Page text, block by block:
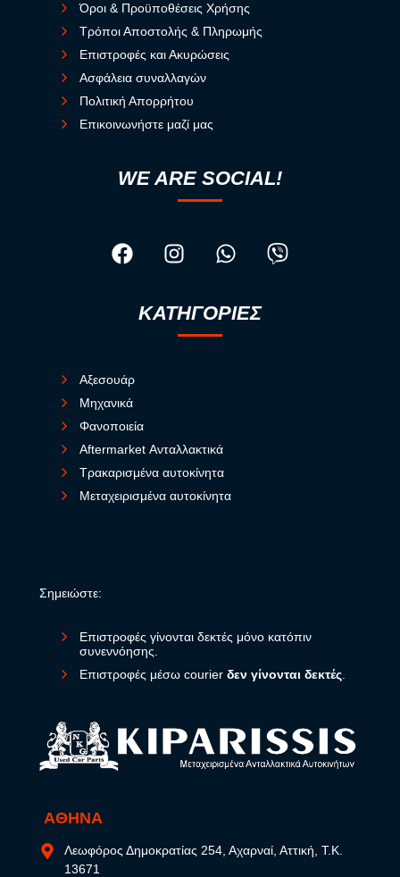
Όροι & Προϋποθέσεις Χρήσης
Τρόποι Αποστολής & Πληρωμής
Επιστροφές και Ακυρώσεις
Ασφάλεια συναλλαγών
Πολιτική Απορρήτου
Επικοινωνήστε μαζί μας
WE ARE SOCIAL!
ΚΑΤΗΓΟΡΙΕΣ
Αξεσουάρ
Μηχανικά
Φανοποιεία
Aftermarket Ανταλλακτικά
Τρακαρισμένα αυτοκίνητα
Μεταχειρισμένα αυτοκίνητα
Σημειώστε:
Επιστροφές γίνονται δεκτές μόνο κατόπιν
συνεννόησης.
Επιστροφές μέσω courier δεν γίνονται δεκτές
ΑΘΗΝΑ
Λεωφόρος Δημοκρατίας 254, Αχαρναί, Αττική, Τ.Κ.
13671